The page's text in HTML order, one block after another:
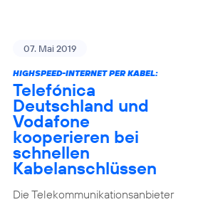
07. Mai 2019
HIGHSPEED-INTERNET PER KABEL:
Telefónica
Deutschland und
Vodafone
kooperieren bei
schnellen
Kabelanschlüssen
Die Telekommunikationsanbieter